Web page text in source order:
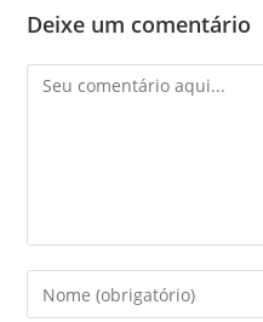
Deixe um comentário